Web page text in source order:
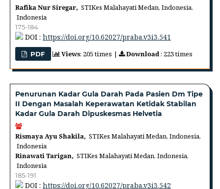
Rafika Nur Siregar, STIKes Malahayati Medan, Indonesia,
Indonesia
175-184
DOI : https://doi.org/10.62027/praba.v3i3.541
PDF Views: 205 times | Download: 223 times
Penurunan Kadar Gula Darah Pada Pasien Dm Tipe
II Dengan Masalah Keperawatan Ketidak Stabilan
Kadar Gula Darah Dipuskesmas Helvetia
Rismaya Ayu Shakila, STIKes Malahayati Medan, Indonesia,
Indonesia
Rinawati Tarigan, STIKes Malahayati Medan, Indonesia,
Indonesia
185-191
DOI : https://doi.org/10.62027/praba.v3i3.542